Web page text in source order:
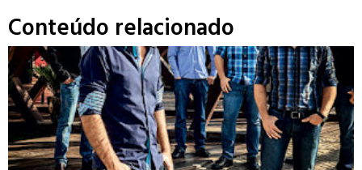
Conteúdo relacionado